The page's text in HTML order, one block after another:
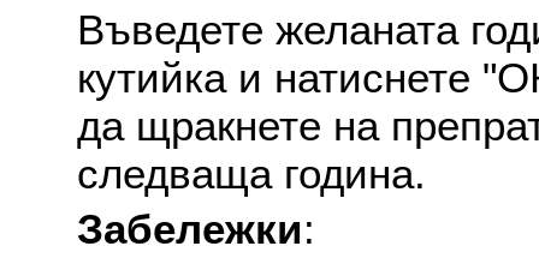
Въведете желаната
кутийка и натиснете
да щракнете на
следваща година.
Забележки: